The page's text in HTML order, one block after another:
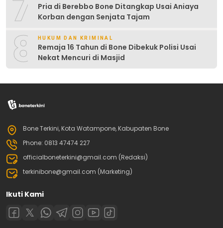
Pria di Berebbo Bone Ditangkap Usai Aniaya
Korban dengan Senjata Tajam
8 HUKUM DAN KRIMINAL
Remaja 16 Tahun di Bone Dibekuk Polisi Usai
Nekat Mencuri di Masjid
Bone Terkini, Kota Watampone, Kabupaten Bone
Phone: 0813 47474 227
officialboneterkini@gmail.com (Redaksi)
terkinibone@gmail.com (Marketing)
Ikuti Kami